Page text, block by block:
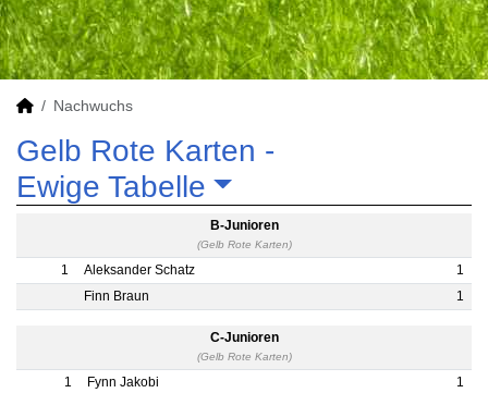
Nachwuchs
Gelb Rote Karten -
Ewige Tabelle
B-Junioren
(Gelb Rote Karten)
1 Aleksander Schatz
1
Finn Braun
1
C-Junioren
(Gelb Rote Karten)
1 Fynn Jakobi
1